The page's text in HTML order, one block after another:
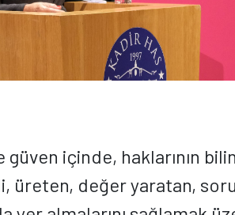
güven içinde, haklarının
üreten, değer yaratan,